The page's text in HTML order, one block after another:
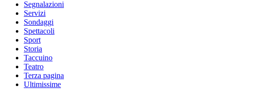
Segnalazioni
Servizi
Sondaggi
Spettacoli
Sport
Storia
Taccuino
Teatro
Terza pagina
Ultimissime